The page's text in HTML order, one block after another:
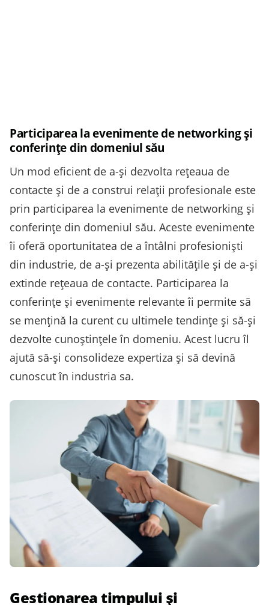
Participarea la evenimente de networking și
conferințe din domeniul său
Un mod eficient de a-și dezvolta rețeaua de
contacte și de a construi relații profesionale este
prin participarea la evenimente de networking și
conferințe din domeniul său. Aceste evenimente
îi oferă oportunitatea de a întâlni profesioniști
din industrie, de a-și prezenta abilitățile și de a-și
extinde rețeaua de contacte. Participarea la
conferințe și evenimente relevante îi permite să
se mențină la curent cu ultimele tendințe și să-și
dezvolte cunoștințele în domeniu. Acest lucru îl
ajută să-și consolideze expertiza și să devină
cunoscut în industria sa.
Gestionarea timpului și